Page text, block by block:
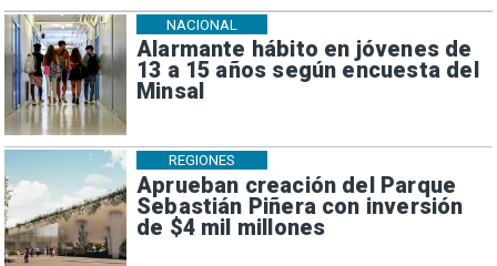
Alarmante hábito en jóvenes de
13 a 15 años según encuesta del
Minsal
NACIONAL
Aprueban creación del Parque
Sebastián Piñera con inversión
de $4 mil millones
REGIONES